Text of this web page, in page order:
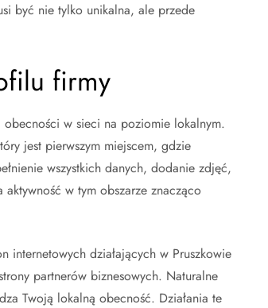
być nie tylko unikalna, ale przede
firmy
w sieci na poziomie lokalnym.
jest pierwszym miejscem, gdzie
wszystkich danych, dodanie zdjęć,
w tym obszarze znacząco
internetowych działających w Pruszkowie
partnerów biznesowych. Naturalne
Twoją lokalną obecność. Działania te